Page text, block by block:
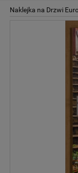
Naklejka na Drzwi